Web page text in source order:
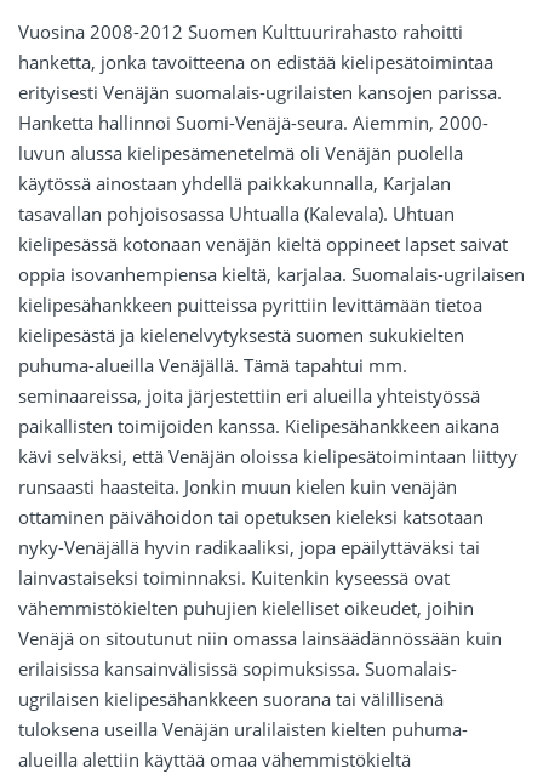
Vuosina 2008-2012 Suomen Kulttuurirahasto rahoitti
hanketta, jonka tavoitteena on edistää kielipesätoimintaa
erityisesti Venäjän suomalais-ugrilaisten kansojen parissa.
Hanketta hallinnoi Suomi-Venäjä-seura. Aiemmin, 2000-
luvun alussa kielipesämenetelmä oli Venäjän puolella
käytössä ainostaan yhdellä paikkakunnalla, Karjalan
tasavallan pohjoisosassa Uhtualla (Kalevala). Uhtuan
kielipesässä kotonaan venäjän kieltä oppineet lapset saivat
oppia isovanhempiensa kieltä, karjalaa. Suomalais-ugrilaisen
kielipesähankkeen puitteissa pyrittiin levittämään tietoa
kielipesästä ja kielenelvytyksestä suomen sukukielten
puhuma-alueilla Venäjällä. Tämä tapahtui mm.
seminaareissa, joita järjestettiin eri alueilla yhteistyössä
paikallisten toimijoiden kanssa. Kielipesähankkeen aikana
kävi selväksi, että Venäjän oloissa kielipesätoimintaan liittyy
runsaasti haasteita. Jonkin muun kielen kuin venäjän
ottaminen päivähoidon tai opetuksen kieleksi katsotaan
nyky-Venäjällä hyvin radikaaliksi, jopa epäilyttäväksi tai
lainvastaiseksi toiminnaksi. Kuitenkin kyseessä ovat
vähemmistökielten puhujien kielelliset oikeudet, joihin
Venäjä on sitoutunut niin omassa lainsäädännössään kuin
erilaisissa kansainvälisissä sopimuksissa. Suomalais-
ugrilaisen kielipesähankkeen suorana tai välillisenä
tuloksena useilla Venäjän uralilaisten kielten puhuma-
alueilla alettiin käyttää omaa vähemmistökieltä